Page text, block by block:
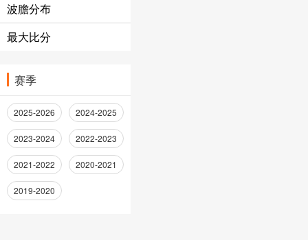
波膽分布
最大比分
赛季
2025-2026 2024-2025
2023-2024 2022-2023
2021-2022 2020-2021
2019-2020